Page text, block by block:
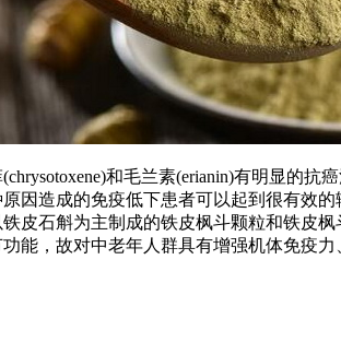
和毛兰素(erianin)有明显的
因造成的免疫低下患者可以起到很有效
皮石斛为主制成的铁皮枫斗颗粒和铁皮
能，故对中老年人群具有增强机体免疫力